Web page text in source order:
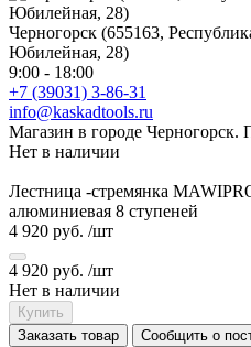
Черногорск (655163,
Юбилейная, 28)
9:00 - 18:00
+7 (39031) 3-86-31
info@kaskadtools.ru
Магазин в городе Черногорск.
Нет в наличии
Лестница -стремянка
алюминиевая 8 ступеней
4 920 руб. /шт
4 920 руб. /шт
Нет в наличии
Купить
Заказать товар
Сообщить о